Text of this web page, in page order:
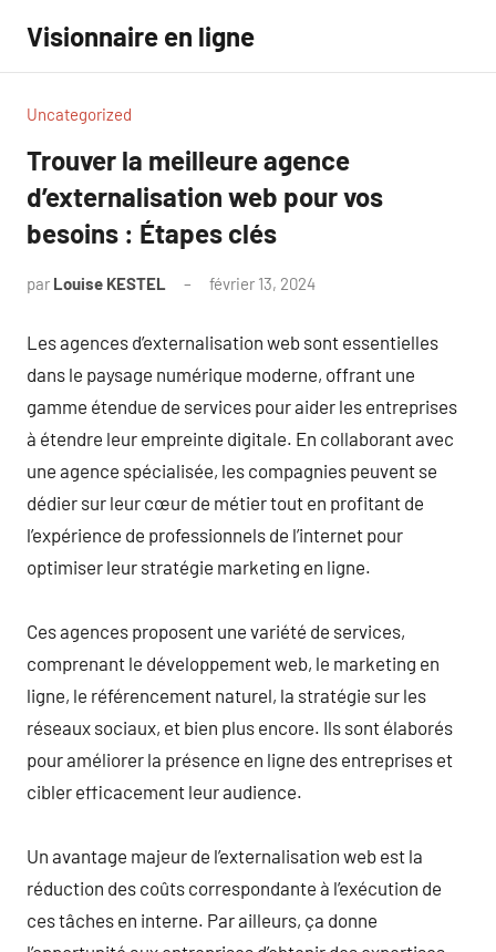
contenu
Visionnaire en ligne
Uncategorized
Trouver la meilleure agence
d’externalisation web pour vos
besoins : Étapes clés
par Louise KESTEL février 13, 2024
Les agences d’externalisation web sont essentielles
dans le paysage numérique moderne, offrant une
gamme étendue de services pour aider les entreprises
à étendre leur empreinte digitale. En collaborant avec
une agence spécialisée, les compagnies peuvent se
dédier sur leur cœur de métier tout en profitant de
l’expérience de professionnels de l’internet pour
optimiser leur stratégie marketing en ligne.
Ces agences proposent une variété de services,
comprenant le développement web, le marketing en
ligne, le référencement naturel, la stratégie sur les
réseaux sociaux, et bien plus encore. Ils sont élaborés
pour améliorer la présence en ligne des entreprises et
cibler efficacement leur audience.
Un avantage majeur de l’externalisation web est la
réduction des coûts correspondante à l’exécution de
ces tâches en interne. Par ailleurs, ça donne